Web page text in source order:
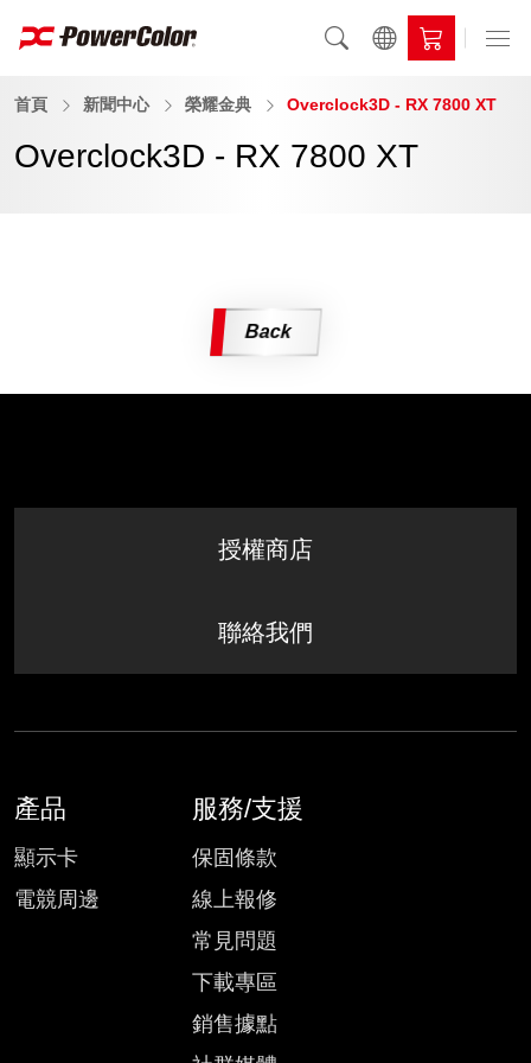
首頁 新聞中心 榮耀金典 Overclock3D - RX 7800 XT
Overclock3D - RX 7800 XT
Back
授權商店
聯絡我們
產品
顯示卡
電競周邊
服務/支援
保固條款
線上報修
常見問題
下載專區
銷售據點